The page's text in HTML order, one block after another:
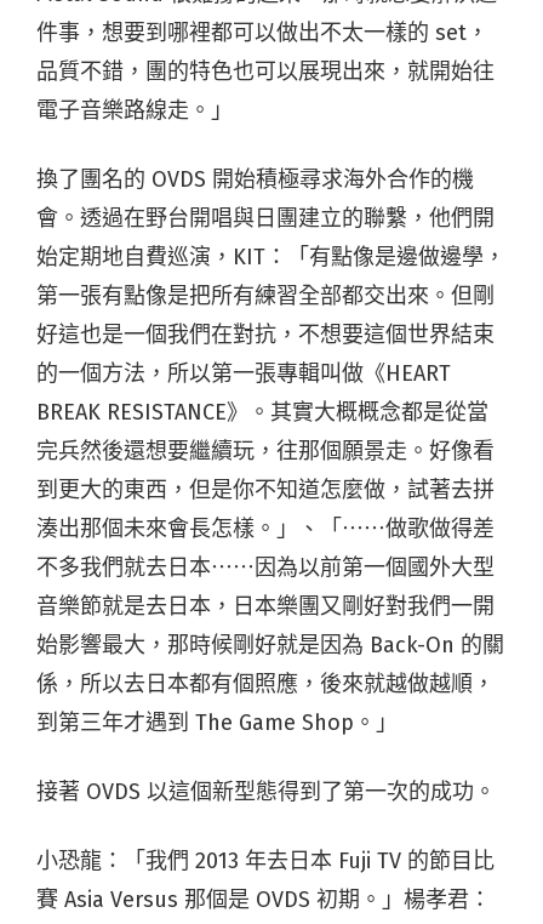
件事，想要到哪裡都可以做出不太一樣的 set，
品質不錯，團的特色也可以展現出來，就開始往
電子音樂路線走。」
換了團名的 OVDS 開始積極尋求海外合作的機
會。透過在野台開唱與日團建立的聯繫，他們開
始定期地自費巡演，KIT：「有點像是邊做邊學，
第一張有點像是把所有練習全部都交出來。但剛
好這也是一個我們在對抗，不想要這個世界結束
的一個方法，所以第一張專輯叫做《HEART
BREAK RESISTANCE》。其實大概概念都是從當
完兵然後還想要繼續玩，往那個願景走。好像看
到更大的東西，但是你不知道怎麼做，試著去拼
湊出那個未來會長怎樣。」、「⋯⋯做歌做得差
不多我們就去日本⋯⋯因為以前第一個國外大型
音樂節就是去日本，日本樂團又剛好對我們一開
始影響最大，那時候剛好就是因為 Back-On 的關
係，所以去日本都有個照應，後來就越做越順，
到第三年才遇到 The Game Shop。」
接著 OVDS 以這個新型態得到了第一次的成功。
小恐龍：「我們 2013 年去日本 Fuji TV 的節目比
賽 Asia Versus 那個是 OVDS 初期。」楊孝君：